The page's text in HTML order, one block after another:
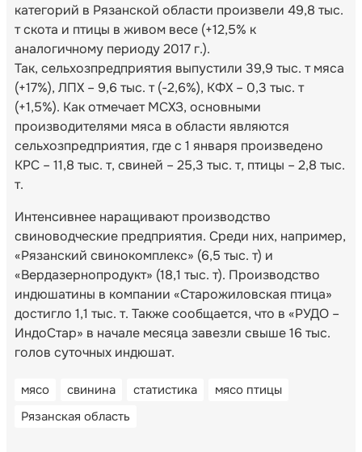
категорий в Рязанской области произвели 49,8 тыс.
т скота и птицы в живом весе (+12,5% к
аналогичному периоду 2017 г.).
Так, сельхозпредприятия выпустили 39,9 тыс. т мяса
(+17%), ЛПХ – 9,6 тыс. т (-2,6%), КФХ – 0,3 тыс. т
(+1,5%). Как отмечает МСХЗ, основными
производителями мяса в области являются
сельхозпредприятия, где с 1 января произведено
КРС – 11,8 тыс. т, свиней – 25,3 тыс. т, птицы – 2,8 тыс.
т.
Интенсивнее наращивают производство
свиноводческие предприятия. Среди них, например,
«Рязанский свинокомплекс» (6,5 тыс. т) и
«Вердазернопродукт» (18,1 тыс. т). Производство
индюшатины в компании «Старожиловская птица»
достигло 1,1 тыс. т. Также сообщается, что в «РУДО –
ИндоСтар» в начале месяца завезли свыше 16 тыс.
голов суточных индюшат.
мясо свинина статистика
мясо птицы
Рязанская область